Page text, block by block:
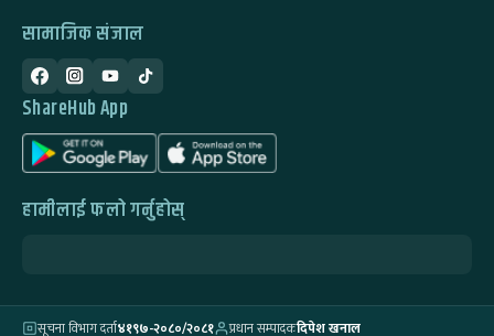
सामाजिक संजाल
ShareHub App
हामीलाई फलो गर्नुहोस्
सूचना विभाग दर्ता४१९७-२०८०/२०८१ प्रधान सम्पादकदिपेश खनाल